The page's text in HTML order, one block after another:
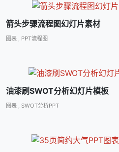
箭头步骤流程图幻灯片素材
图表 , PPT流程图
油漆刷SWOT分析幻灯片模板
图表 , SWOT分析PPT